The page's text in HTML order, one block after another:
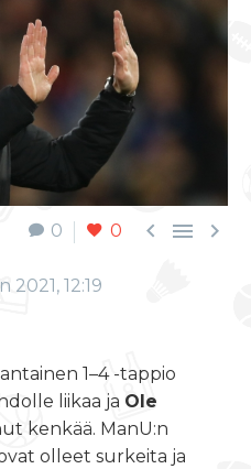
0 0   
12:19
1–4 -tappio
liikaa ja Ole
kenkää. ManU:n
olleet surkeita ja